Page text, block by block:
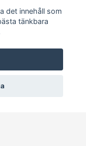
det innehåll som
tänkbara